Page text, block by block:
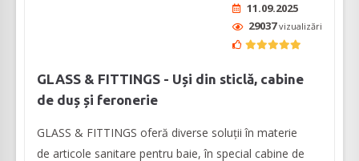
11.09.2025
29037vizualizări
GLASS & FITTINGS - Uși din sticlă, cabine
de duș și feronerie
GLASS & FITTINGS oferă diverse soluţii în materie
de articole sanitare pentru baie, în special cabine de